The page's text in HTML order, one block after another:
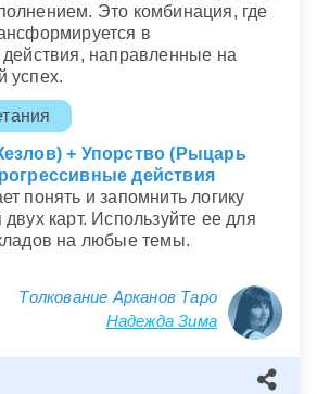
Это комбинация, где
в
действия, направленные на
успех.
+ Упорство (Рыцарь
действия
понять и запомнить логику
карт. Используйте ее для
на любые темы.
Толкование Арканов Таро
Надежда Зима